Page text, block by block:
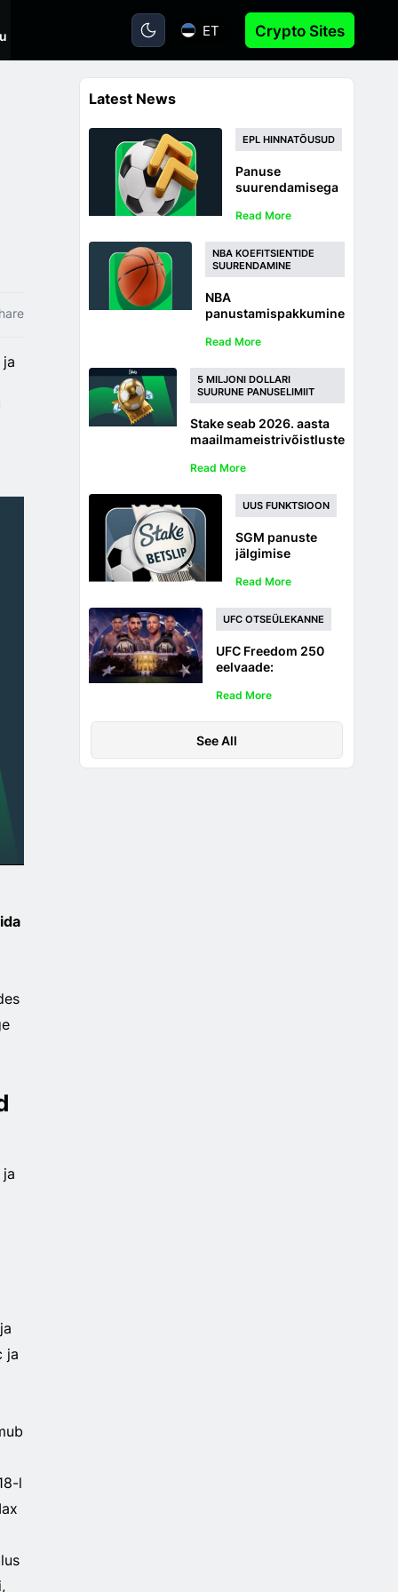
ET Crypto Sites
ja
l
Latest News
EPL HINNATÕUSUD
Panuse
suurendamisega
koefitsiendid -
League hinna
tõstmised
Read More
NBA KOEFITSIENTIDE
SUURENDAMINE
NBA
panustamispakkumine
koefitsiendid 2026/27
Read More
5 MILJONI DOLLARI
SUURUNE PANUSELIMIIT
Stake seab 2026. aasta
maailmameistrivõistluste
dollari suuruse
Read More
UUS FUNKTSIOON
SGM panuste
jälgimise
jälgida sama
mitmikpanuseid
otseülekandes
Read More
UFC OTSEÜLEKANNE
UFC Freedom 250
eelvaade:
panustamisnipid,
Read More
See All